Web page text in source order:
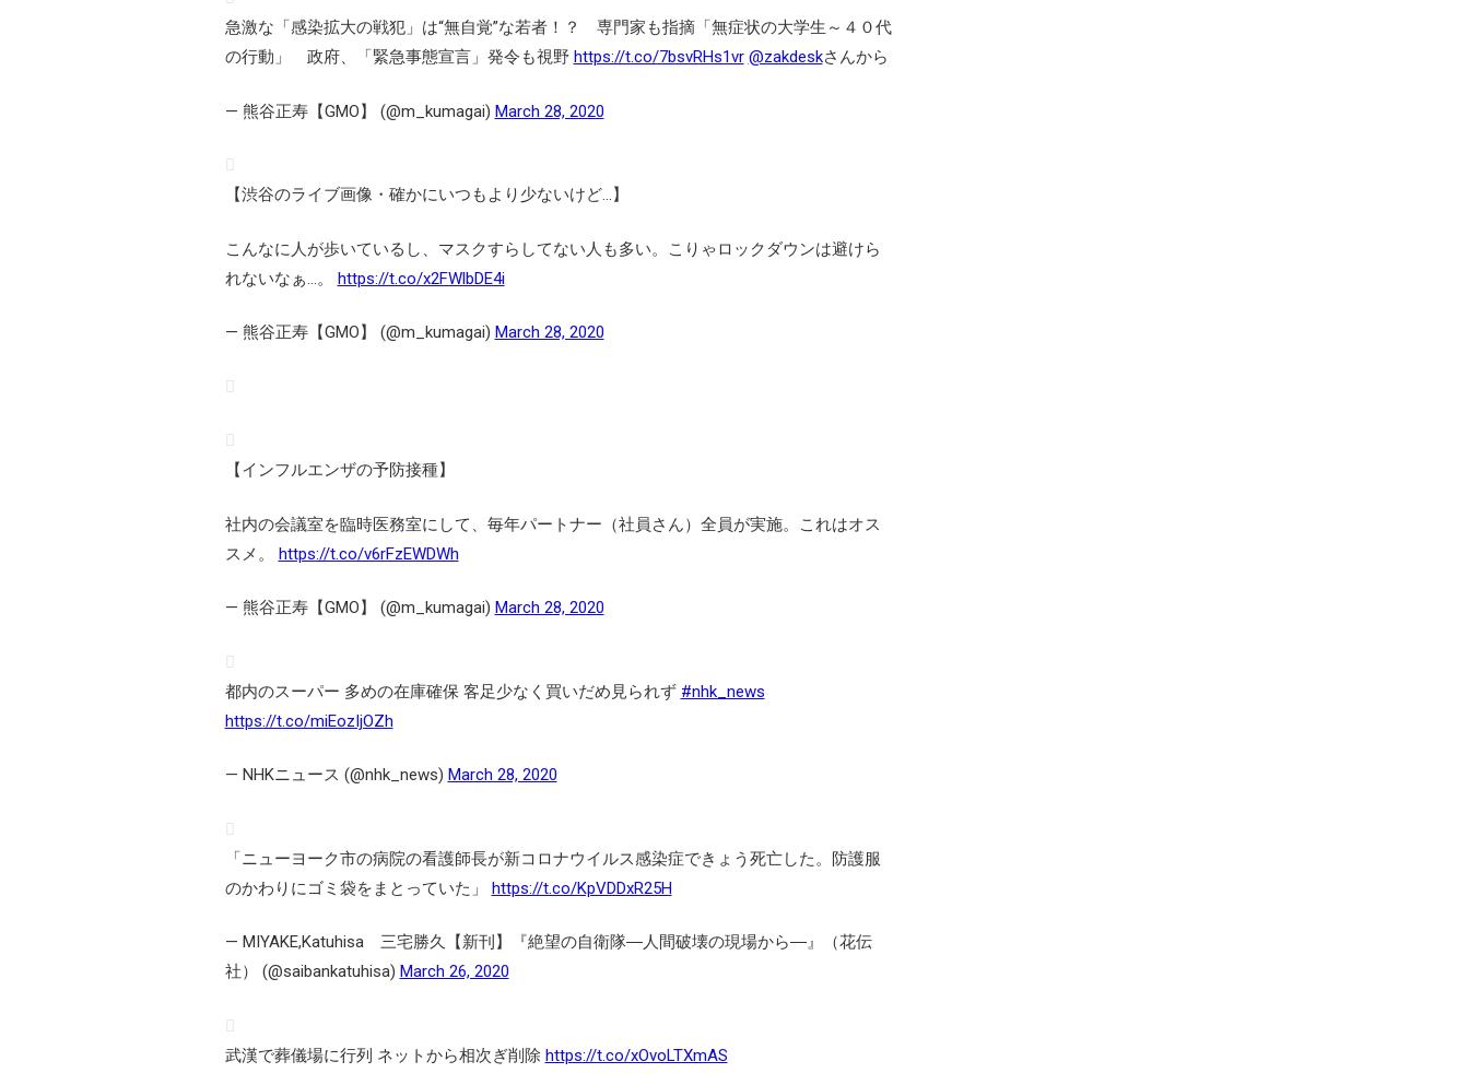
急激な「感染拡大の戦犯」は“無自覚”な若者！？ 専門家も指摘「無症状の大学生～４０代
の行動」 政府、「緊急事態宣言」発令も視野 https://t.co/7bsvRHs1vr @zakdeskさんから
— 熊谷正寿【GMO】 (@m_kumagai) March 28, 2020
【渋谷のライブ画像・確かにいつもより少ないけど…】
こんなに人が歩いているし、マスクすらしてない人も多い。こりゃロックダウンは避けら
れないなぁ…。 https://t.co/x2FWlbDE4i
— 熊谷正寿【GMO】 (@m_kumagai) March 28, 2020
【インフルエンザの予防接種】
社内の会議室を臨時医務室にして、毎年パートナー（社員さん）全員が実施。これはオス
スメ。 https://t.co/v6rFzEWDWh
— 熊谷正寿【GMO】 (@m_kumagai) March 28, 2020
都内のスーパー 多めの在庫確保 客足少なく買いだめ見られず #nhk_news
https://t.co/miEozIjOZh
— NHKニュース (@nhk_news) March 28, 2020
「ニューヨーク市の病院の看護師長が新コロナウイルス感染症できょう死亡した。防護服
のかわりにゴミ袋をまとっていた」 https://t.co/KpVDDxR25H
— MIYAKE,Katuhisa 三宅勝久【新刊】『絶望の自衛隊―人間破壊の現場から―』（花伝
社） (@saibankatuhisa) March 26, 2020
武漢で葬儀場に行列 ネットから相次ぎ削除 https://t.co/xOvoLTXmAS